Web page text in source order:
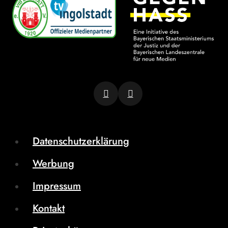
Datenschutzerklärung
Werbung
Impressum
Kontakt